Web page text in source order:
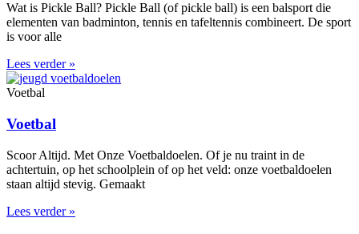
Wat is Pickle Ball? Pickle Ball (of pickle ball) is een balsport die
elementen van badminton, tennis en tafeltennis combineert. De sport
is voor alle
Lees verder »
Voetbal
Voetbal
Scoor Altijd. Met Onze Voetbaldoelen. Of je nu traint in de
achtertuin, op het schoolplein of op het veld: onze voetbaldoelen
staan altijd stevig. Gemaakt
Lees verder »